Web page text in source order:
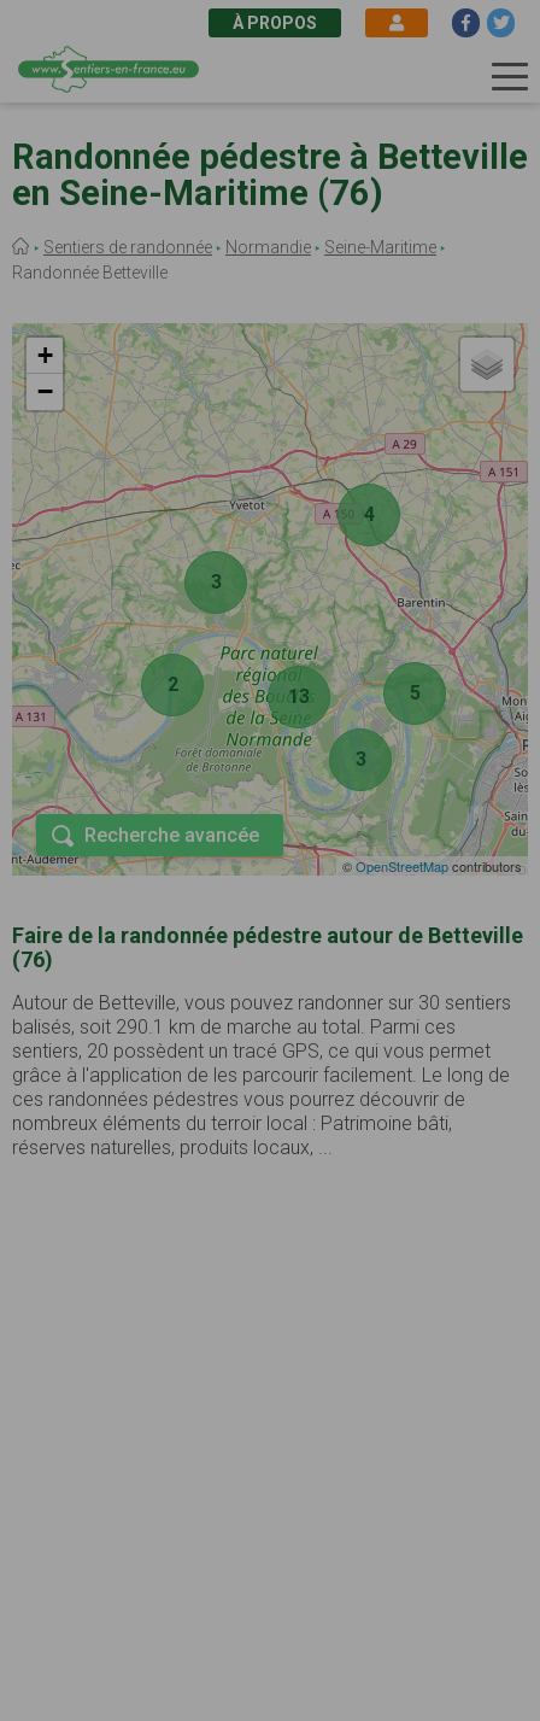
au
contenu
principal
À PROPOS
Randonnée pédestre à Betteville
en Seine-Maritime (76)
Fil
d'Ariane
Sentiers de randonnée Normandie
Seine-Maritime
Randonnée Betteville
2
3
4
5
3
13
+
−
©OpenStreetMapcontributors
Recherche avancée
Faire de la randonnée pédestre autour de Betteville
(76)
Autour de Betteville, vous pouvez randonner sur 30 sentiers
balisés, soit 290.1 km de marche au total. Parmi ces
sentiers, 20 possèdent un tracé GPS, ce qui vous permet
grâce à l'application de les parcourir facilement. Le long de
ces randonnées pédestres vous pourrez découvrir de
nombreux éléments du terroir local : Patrimoine bâti,
réserves naturelles, produits locaux, ...